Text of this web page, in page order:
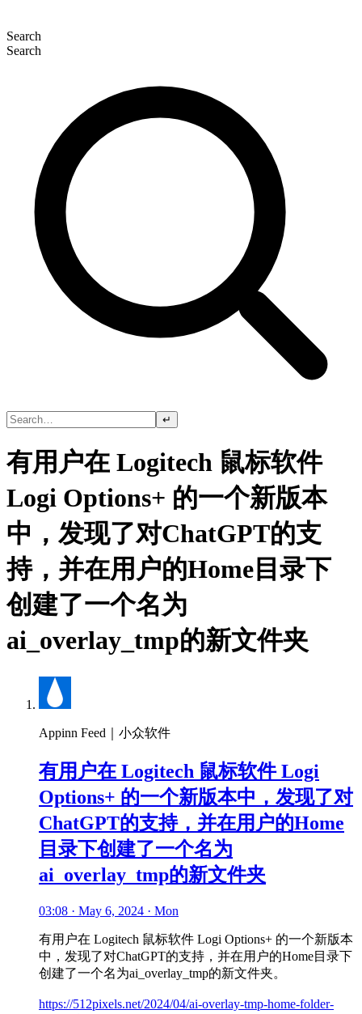
Search
Search
↵
有用户在 Logitech 鼠标软件
Logi Options+ 的一个新版本
中，发现了对ChatGPT的支
持，并在用户的Home目录下
创建了一个名为
ai_overlay_tmp的新文件夹
Appinn Feed｜小众软件
有用户在 Logitech 鼠标软件 Logi
Options+ 的一个新版本中，发现了对
ChatGPT的支持，并在用户的Home
目录下创建了一个名为
ai_overlay_tmp的新文件夹
03:08 · May 6, 2024 · Mon
有用户在 Logitech 鼠标软件 Logi Options+ 的一个新版本
中，发现了对ChatGPT的支持，并在用户的Home目录下
创建了一个名为ai_overlay_tmp的新文件夹。
https://512pixels.net/2024/04/ai-overlay-tmp-home-folder-